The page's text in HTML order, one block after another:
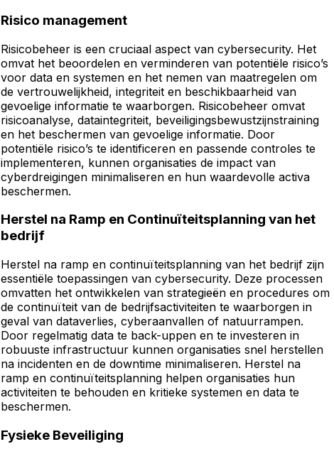
Risico management
Risicobeheer is een cruciaal aspect van cybersecurity. Het
omvat het beoordelen en verminderen van potentiële risico’s
voor data en systemen en het nemen van maatregelen om
de vertrouwelijkheid, integriteit en beschikbaarheid van
gevoelige informatie te waarborgen. Risicobeheer omvat
risicoanalyse, dataintegriteit, beveiligingsbewustzijnstraining
en het beschermen van gevoelige informatie. Door
potentiële risico’s te identificeren en passende controles te
implementeren, kunnen organisaties de impact van
cyberdreigingen minimaliseren en hun waardevolle activa
beschermen.
Herstel na Ramp en Continuïteitsplanning van het
bedrijf
Herstel na ramp en continuïteitsplanning van het bedrijf zijn
essentiële toepassingen van cybersecurity. Deze processen
omvatten het ontwikkelen van strategieën en procedures om
de continuïteit van de bedrijfsactiviteiten te waarborgen in
geval van dataverlies, cyberaanvallen of natuurrampen.
Door regelmatig data te back-uppen en te investeren in
robuuste infrastructuur kunnen organisaties snel herstellen
na incidenten en de downtime minimaliseren. Herstel na
ramp en continuïteitsplanning helpen organisaties hun
activiteiten te behouden en kritieke systemen en data te
beschermen.
Fysieke Beveiliging